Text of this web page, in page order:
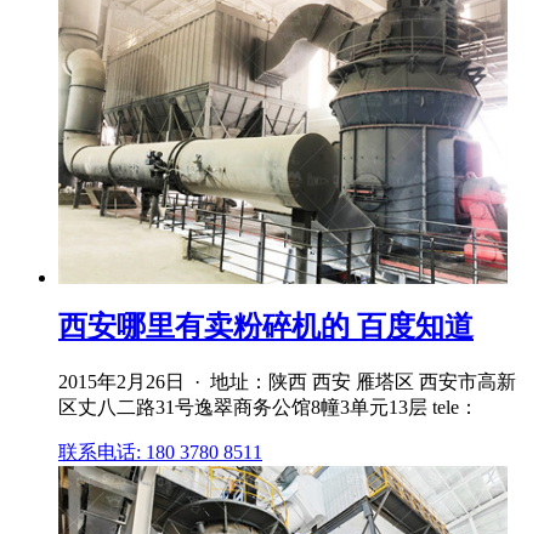
西安哪里有卖粉碎机的 百度知道
2015年2月26日 · 地址：陕西 西安 雁塔区 西安市高新
区丈八二路31号逸翠商务公馆8幢3单元13层 tele：
联系电话: 180 3780 8511